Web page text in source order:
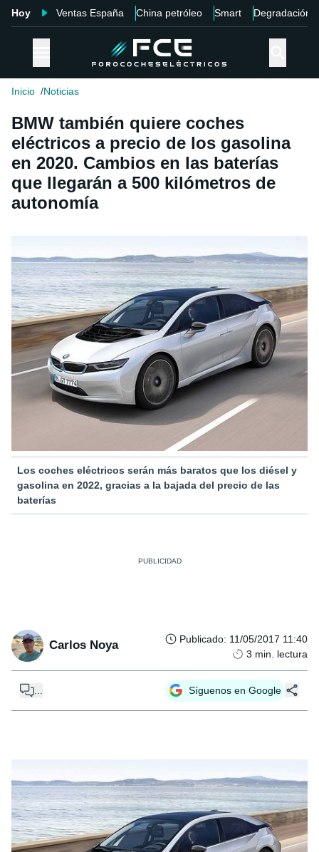
Hoy Ventas España China petróleo Smart Degradación
Inicio Noticias
BMW también quiere coches
eléctricos a precio de los gasolina
en 2020. Cambios en las baterías
que llegarán a 500 kilómetros de
autonomía
Los coches eléctricos serán más baratos que los diésel y
gasolina en 2022, gracias a la bajada del precio de las
baterías
Carlos Noya Publicado: 11/05/2017 11:40
3 min. lectura
Síguenos en Google